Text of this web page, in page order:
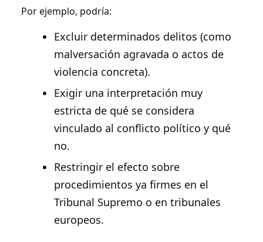
Por ejemplo, podría:
Excluir determinados delitos (como
malversación agravada o actos de
violencia concreta).
Exigir una interpretación muy
estricta de qué se considera
vinculado al conflicto político y qué
no.
Restringir el efecto sobre
procedimientos ya firmes en el
Tribunal Supremo o en tribunales
europeos.